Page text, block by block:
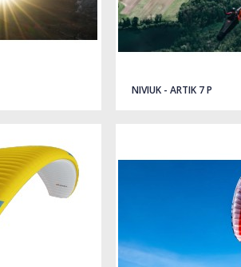
NIVIUK - ARTIK 7 P